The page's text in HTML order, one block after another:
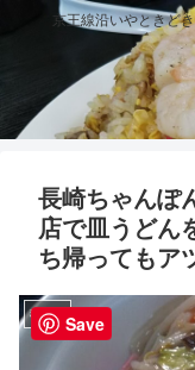
京王線沿いやときど
長崎ちゃんぽ
店で皿うどん
ち帰ってもア
稲田堤 Save